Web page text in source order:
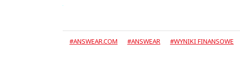
#ANSWEAR.COM #ANSWEAR #WYNIKI FINANSOWE